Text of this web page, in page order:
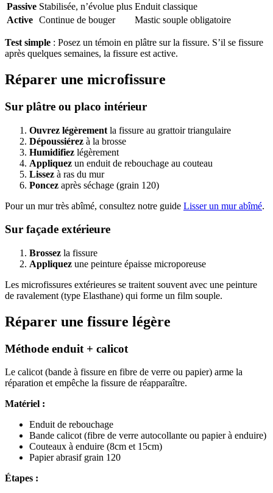
Passive Stabilisée, n’évolue plus Enduit classique
Active Continue de bouger Mastic souple obligatoire
Test simple : Posez un témoin en plâtre sur la fissure. S’il se fissure
après quelques semaines, la fissure est active.
Réparer une microfissure
Sur plâtre ou placo intérieur
Ouvrez légèrement la fissure au grattoir triangulaire
Dépoussiérez à la brosse
Humidifiez légèrement
Appliquez un enduit de rebouchage au couteau
Lissez à ras du mur
Poncez après séchage (grain 120)
Pour un mur très abîmé, consultez notre guide Lisser un mur abîmé.
Sur façade extérieure
Brossez la fissure
Appliquez une peinture épaisse microporeuse
Les microfissures extérieures se traitent souvent avec une peinture
de ravalement (type Elasthane) qui forme un film souple.
Réparer une fissure légère
Méthode enduit + calicot
Le calicot (bande à fissure en fibre de verre ou papier) arme la
réparation et empêche la fissure de réapparaître.
Matériel :
Enduit de rebouchage
Bande calicot (fibre de verre autocollante ou papier à enduire)
Couteaux à enduire (8cm et 15cm)
Papier abrasif grain 120
Étapes :